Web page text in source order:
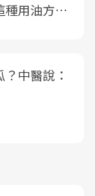
種用油方
中醫說：